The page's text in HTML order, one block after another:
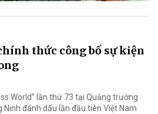
thức công bố sự kiện
World” lần thứ 73 tại Quảng trường
Ninh đánh dấu lần đầu tiên Việt Nam